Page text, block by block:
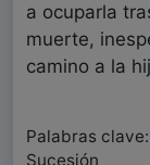
a ocuparla
muerte,
camino a la
Palabras
Sucesión